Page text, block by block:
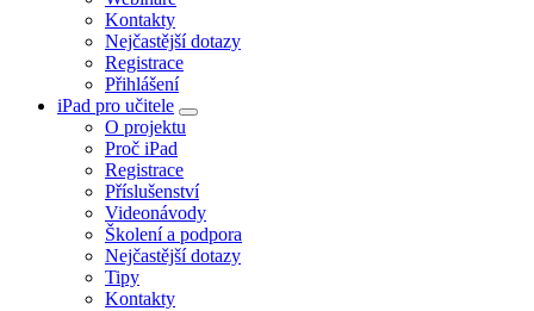
Kontakty
Nejčastější dotazy
Registrace
Přihlášení
iPad pro učitele
O projektu
Proč iPad
Registrace
Příslušenství
Videonávody
Školení a podpora
Nejčastější dotazy
Tipy
Kontakty